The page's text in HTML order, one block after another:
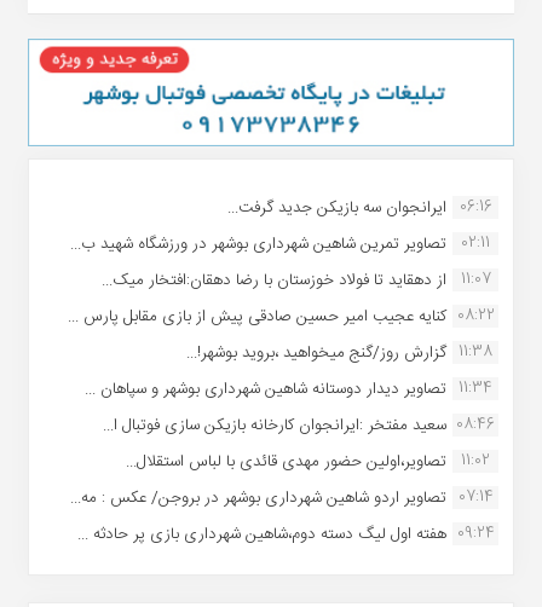
06:16 ایرانجوان سه بازیکن جدید گرفت...
02:11
تصاویر تمرین شاهین شهردارى بوشهر در ورزشگاه شهید ب...
11:07
از دهقاید تا فولاد خوزستان با رضا دهقان:افتخار میک...
08:22 کنایه عجیب امیر حسین صادقی پیش از بازی مقابل پارس ...
11:38 گزارش روز/گنج میخواهید ،بروید بوشهر!...
11:34 تصاویر دیدار دوستانه شاهین شهردارى بوشهر و سپاهان ...
08:46 سعید مفتخر :ایرانجوان کارخانه بازیکن سازی فوتبال ا...
11:02
تصاویر،اولین حضور مهدی قائدی با لباس استقلال...
07:14 تصاویر اردو شاهین شهرداری بوشهر در بروجن/ عکس : مه...
09:24 هفته اول لیگ دسته دوم،شاهین شهرداری بازی پر حادثه ...